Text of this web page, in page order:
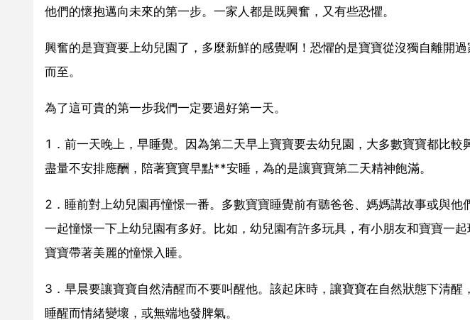
他們的懷抱邁向未來的第一步。一家人都是既興奮，又有些恐懼。
興奮的是寶寶要上幼兒園了，多麼新鮮的感覺啊！恐懼的是寶寶從沒獨自離開
而至。
為了這可貴的第一步我們一定要過好第一天。
1．前一天晚上，早睡覺。因為第二天早上寶寶要去幼兒園，大多數寶寶都比較
盡量不安排應酬，陪著寶寶早點**安睡，為的是讓寶寶第二天精神飽滿。
2．睡前對上幼兒園再憧憬一番。多數寶寶睡覺前有聽爸爸、媽媽講故事或與
一起憧憬一下上幼兒園有多好。比如，幼兒園有許多玩具，有小朋友和寶寶一
寶寶帶著美麗的憧憬入睡。
3．早晨要讓寶寶自然清醒而不要叫醒他。該起床時，讓寶寶在自然狀態下清醒
睡醒而情緒變壞，或無端地發脾氣。